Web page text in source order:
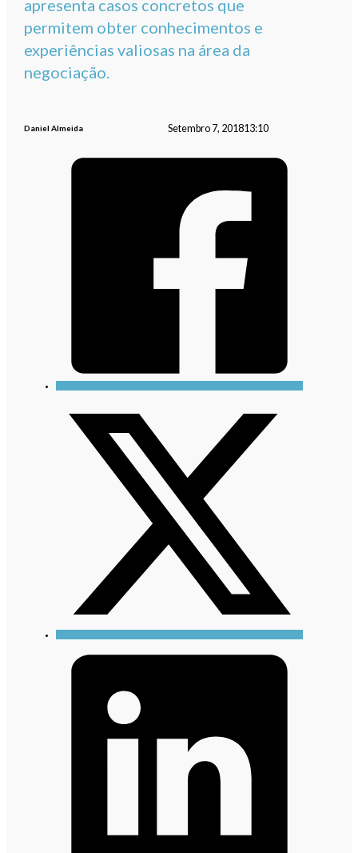
apresenta casos concretos que
permitem obter conhecimentos e
experiências valiosas na área da
negociação.
Daniel Almeida Setembro 7, 201813:10